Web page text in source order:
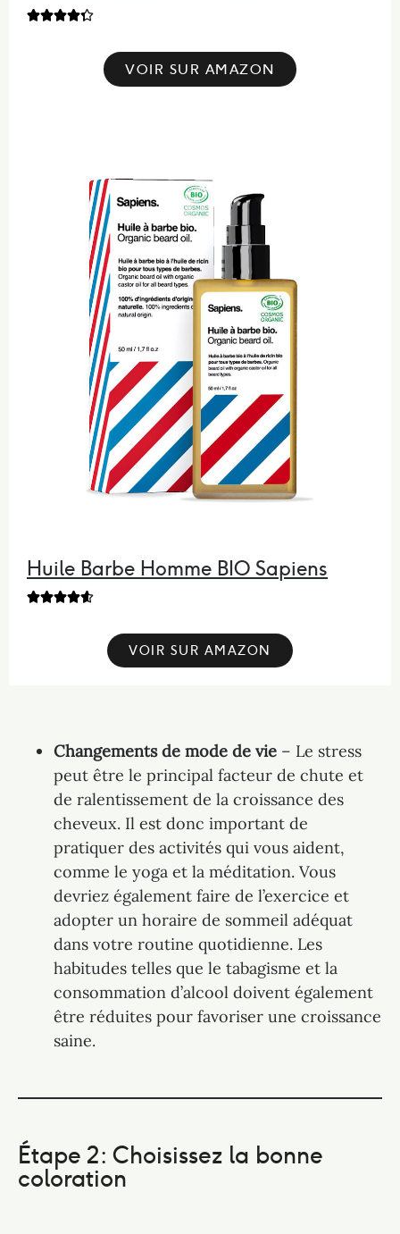

VOIR SUR AMAZON
Huile Barbe Homme BIO Sapiens

VOIR SUR AMAZON
Changements de mode de vie – Le stress
peut être le principal facteur de chute et
de ralentissement de la croissance des
cheveux. Il est donc important de
pratiquer des activités qui vous aident,
comme le yoga et la méditation. Vous
devriez également faire de l’exercice et
adopter un horaire de sommeil adéquat
dans votre routine quotidienne. Les
habitudes telles que le tabagisme et la
consommation d’alcool doivent également
être réduites pour favoriser une croissance
saine.
Étape 2: Choisissez la bonne
coloration